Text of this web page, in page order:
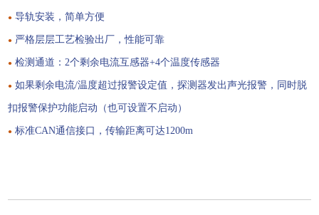
● 导轨安装，简单方便
● 严格层层工艺检验出厂，性能可靠
● 检测通道：2个剩余电流互感器+4个温度传感器
● 如果剩余电流/温度超过报警设定值，探测器发出声光报警，同时脱
扣报警保护功能启动（也可设置不启动）
● 标准CAN通信接口，传输距离可达1200m